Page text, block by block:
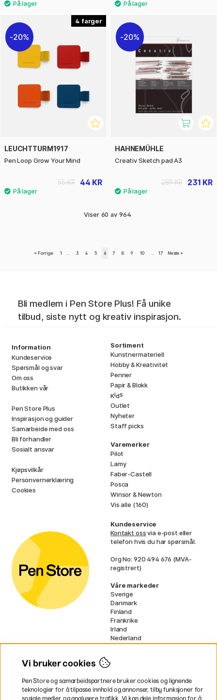
4
20%
LEUCHTTURM1917
Pen Loop Grow Your Mind
44 KR
55 KR
20%
HAHNEMÜHLE
Creativ Sketch pad A3
231 KR
289 KR
Viser 60 av 964
« Forrige 1 3 4 5 6 7 8 9 10 17 Neste »
Bli medlem i Pen Store Plus! Få unike
tilbud, siste nytt og kreativ inspirasjon.
Information
Kundeservice
Spørsmål og svar
Om oss
Butikken vår
Pen Store Plus
Inspirasjon og guider
Samarbeide med oss
Bli förhandler
Sosialt ansvar
Kjøpsvilkår
Personvernerklæring
Cookies
Sortiment
Kunstnermateriell
Hobby & Kreativitet
Penner
Papir & Blokk
Kids
Outlet
Nyheter
Staff picks
Varemerker
Pilot
Lamy
Faber-Castell
Posca
Winsor & Newton
Vis alle (160)
Kundeservice
Kontakt ossvia e-post eller
telefon hvis du har spørsmål.
Org No: 920 494 676 (MVA-
registrert)
Våre markeder
Sverige
Danmark
Finland
Frankrike
Irland
Nederland
Tyskland
* Spesifikkefraktvilkårgjelder for
voluminøse varer.
Vi bruker cookies
Pen Store og samarbeidspartnere bruker cookies og lignende
teknologier for å tilpasse innhold og annonser, tilby funksjoner for
sosiale medier og analysere trafikk. Vi kan dele informasjon for å